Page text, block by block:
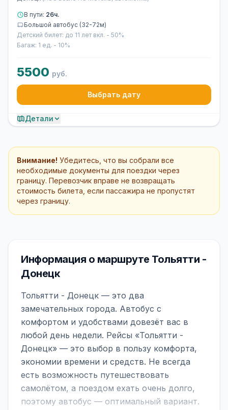
В пути: 26ч.
Большой автобус (32-72м)
Детский билет: до 11 лет вкл. - 50%
Багаж: 1 ед. - 10%
5500 руб.
Выбрать дату
Детали
Внимание! Убедитесь, что вы собрали все
необходимые документы для поездки через
границу. Перевозчик вправе не возвращать
стоимость билета, если пассажира не пропустят
через границу.
Информация о маршруте Тольятти -
Донецк
Тольятти - Донецк — это два
замечательных города. Автобус с
комфортом и удобствами довезёт вас в
любой день недели. Рейсы «Тольятти -
Донецк» — это выбор в пользу комфорта,
экономии времени и средств. Не всегда
есть возможность путешествовать
самолётом, а поездом ехать очень долго,
поэтому автобус — оптимальный вариант.